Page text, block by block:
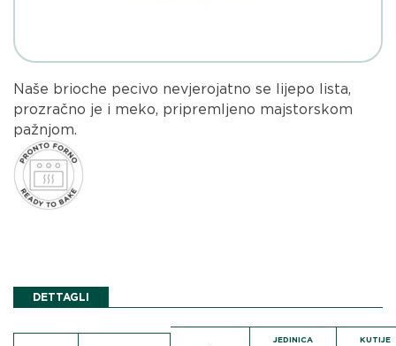
Naše brioche pecivo nevjerojatno se lijepo lista,
prozračno je i meko, pripremljeno majstorskom
pažnjom.
DETTAGLI
JEDINICA
KUTIJE